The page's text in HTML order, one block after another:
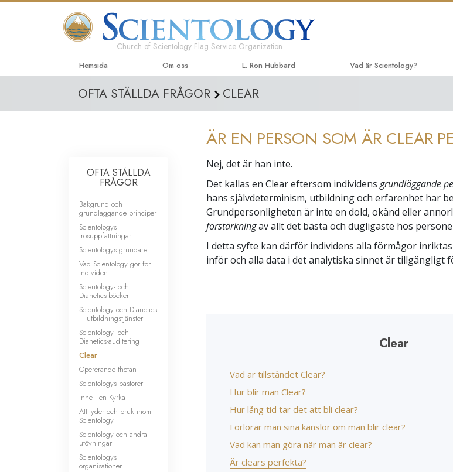
Church of Scientology Flag Service Organization
Hemsida Om oss L. Ron Hubbard Vad är Scientology?
Vad scientologer säger om
Scientology
Inne i en Kyrka
Scientologys grundprinciper
En introduktion till Dianetics
Kärlek och hat –
Vad är storhet?
OFTA STÄLLDA FRÅGOR CLEAR
ÄR EN PERSON SOM ÄR CLEAR
Nej, det är han inte.
Det kallas en Clear eftersom individens grundläggande
hans självdeterminism, utbildning och erfarenhet har
Grundpersonligheten är inte en dold, okänd eller
förstärkningav allt det bästa och dugligaste hos
I detta syfte kan därför individens alla förmågor
inför och alla data i det analytiska sinnet är tillgängligt
Clear
Vad är tillståndet Clear?
Hur blir man Clear?
Hur lång tid tar det att bli clear?
Förlorar man sina känslor om man blir clear?
Vad kan man göra när man är clear?
Är clears perfekta?
OFTA STÄLLDA
FRÅGOR
Bakgrund och
grundläggande principer
Scientologys
trosuppfattningar
Scientologys grundare
Vad Scientology gör för
individen
Scientology- och
Dianetics-böcker
Scientology och Dianetics
– utbildningstjänster
Scientology- och
Dianetics-auditering
Clear
Opererande thetan
Scientologys pastorer
Inne i en Kyrka
Attityder och bruk inom
Scientology
Scientology och andra
utövningar
Scientologys
organisationer